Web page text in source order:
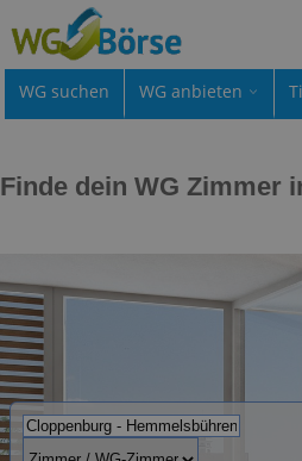
WG suchen WG anbieten
Finde dein WG Zimmer